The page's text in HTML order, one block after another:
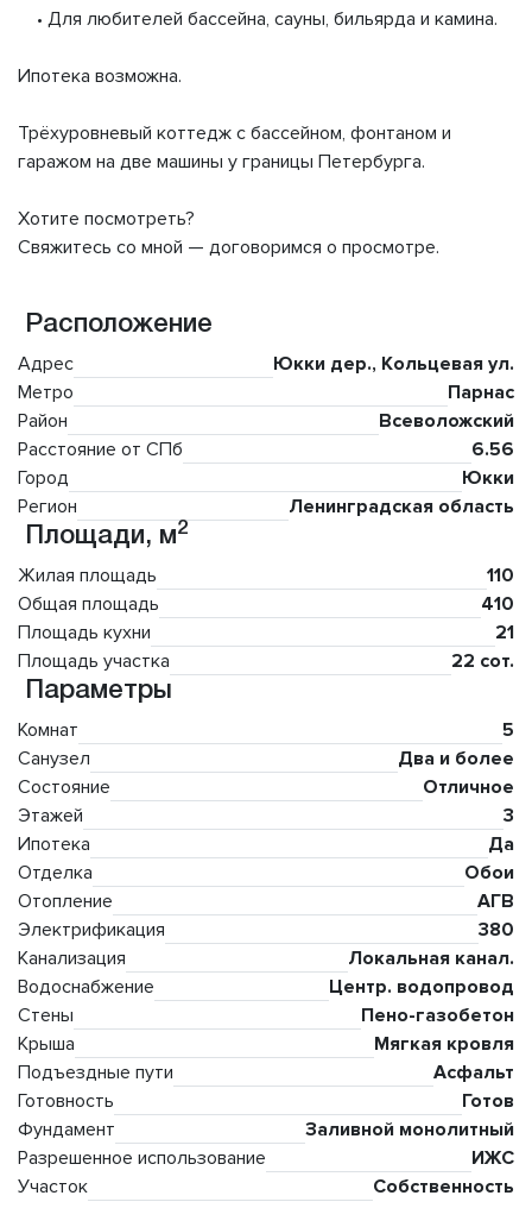
• Для любителей бассейна, сауны, бильярда и камина.
Ипотека возможна.
Трёхуровневый коттедж с бассейном, фонтаном и
гаражом на две машины у границы Петербурга.
Хотите посмотреть?
Свяжитесь со мной — договоримся о просмотре.
Расположение
Адрес
Юкки дер., Кольцевая ул.
Метро
Парнас
Район
Всеволожский
Расстояние от СПб
6.56
Город
Юкки
Регион
Ленинградская область
Площади, м2
Жилая площадь
110
Общая площадь
410
Площадь кухни
21
Площадь участка
22 сот.
Параметры
Комнат
5
Санузел
Два и более
Состояние
Отличное
Этажей
3
Ипотека
Да
Отделка
Обои
Отопление
АГВ
Электрификация
380
Канализация
Локальная канал.
Водоснабжение
Центр. водопровод
Стены
Пено-газобетон
Крыша
Мягкая кровля
Подъездные пути
Асфальт
Готовность
Готов
Фундамент
Заливной монолитный
Разрешенное использование
ИЖС
Участок
Собственность